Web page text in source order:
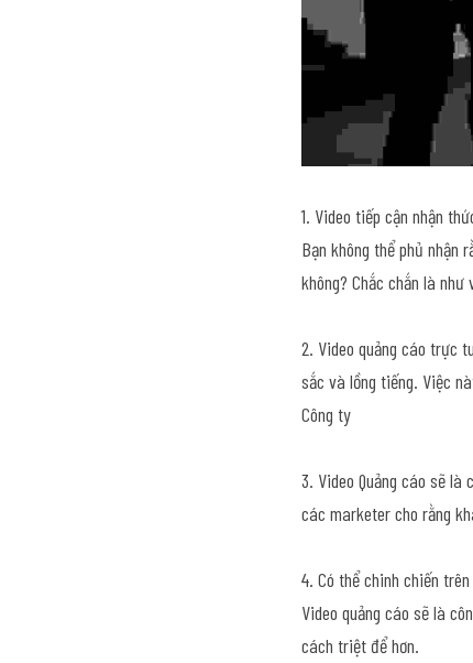
1. Video tiếp cận nhận
Bạn không thể phủ nhận
không? Chắc chắn là như
2. Video quảng cáo trực
sắc và lồng tiếng. Việc
Công ty
3. Video Quảng cáo sẽ
các marketer cho rằng
4. Có thể chinh chiến
Video quảng cáo sẽ là
cách triệt để hơn.